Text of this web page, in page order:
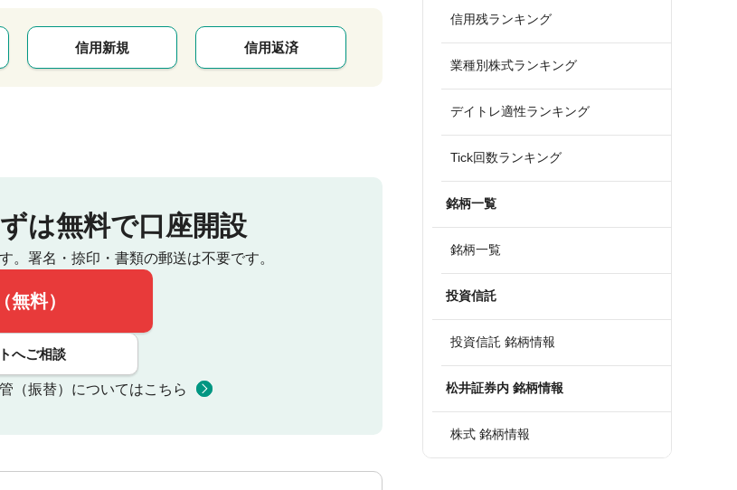
信用新規 信用返済
は無料で口座開設
。 署名・捺印・書類の郵送は不要です。
無料）
へご相談
（振替）についてはこちら
信用残ランキング
業種別株式ランキング
デイトレ適性ランキング
Tick回数ランキング
銘柄一覧
銘柄一覧
投資信託
投資信託 銘柄情報
松井証券内 銘柄情報
株式 銘柄情報